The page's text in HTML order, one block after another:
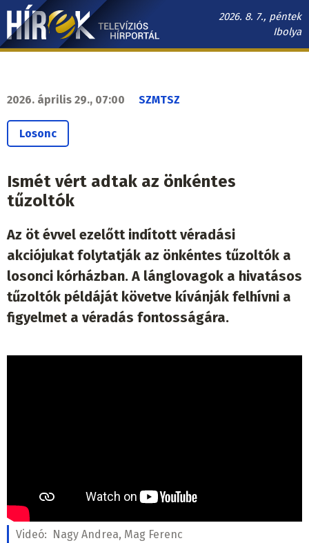
Ugrás
tartalomra
2026. 8. 7., péntek
Ibolya
Hírek.sk
navigáció
2026. április 29., 07:00 SZMTSZ
Losonc
Ismét vért adtak az önkéntes
tűzoltók
Az öt évvel ezelőtt indított véradási
akciójukat folytatják az önkéntes tűzoltók a
losonci kórházban. A lánglovagok a hivatásos
tűzoltók példáját követve kívánják felhívni a
figyelmet a véradás fontosságára.
Videó: Nagy Andrea, Mag Ferenc